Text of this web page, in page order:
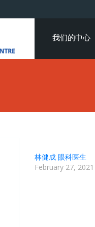
我们的中心
林健成 眼科医生
February 27, 2021